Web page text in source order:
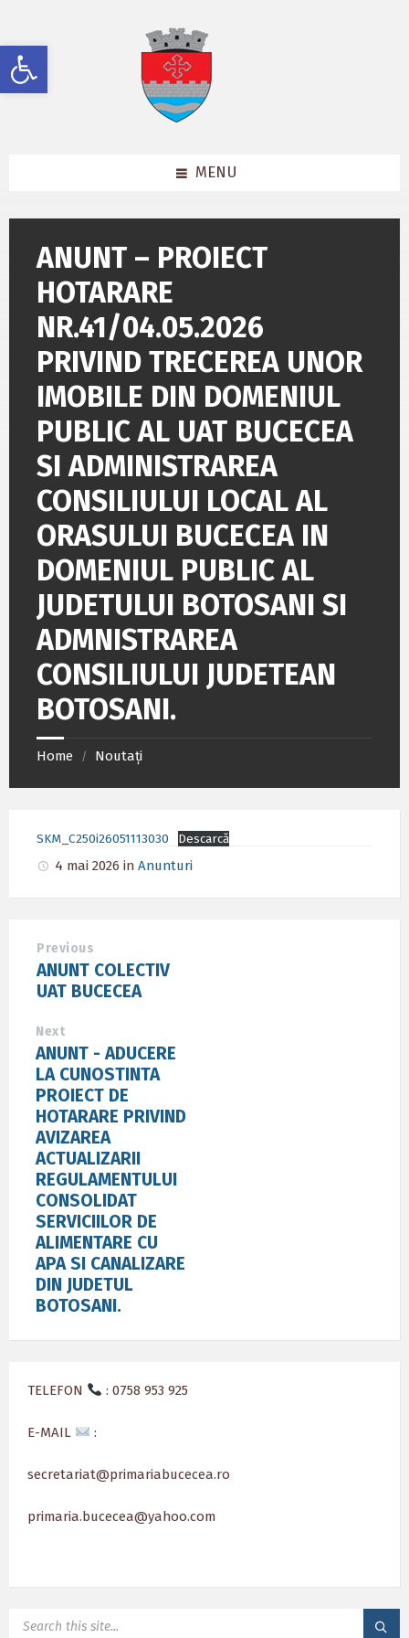
Deschide bara de unelte
content
left
sidebar
footer
MENU
ANUNT – PROIECT
HOTARARE
NR.41/04.05.2026
PRIVIND TRECEREA UNOR
IMOBILE DIN DOMENIUL
PUBLIC AL UAT BUCECEA
SI ADMINISTRAREA
CONSILIULUI LOCAL AL
ORASULUI BUCECEA IN
DOMENIUL PUBLIC AL
JUDETULUI BOTOSANI SI
ADMNISTRAREA
CONSILIULUI JUDETEAN
BOTOSANI.
Home / Noutați
SKM_C250i26051113030 Descarcă
4 mai 2026 in Anunturi
Previous
ANUNT COLECTIV
UAT BUCECEA
Next
ANUNT - ADUCERE
LA CUNOSTINTA
PROIECT DE
HOTARARE PRIVIND
AVIZAREA
ACTUALIZARII
REGULAMENTULUI
CONSOLIDAT
SERVICIILOR DE
ALIMENTARE CU
APA SI CANALIZARE
DIN JUDETUL
BOTOSANI.
TELEFON : 0758 953 925
E-MAIL :
secretariat@primariabucecea.ro
primaria.bucecea@yahoo.com